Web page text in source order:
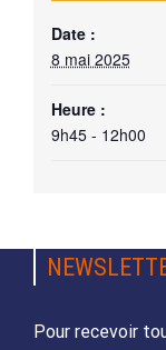
Date :
8 mai 2025
Heure :
9h45 - 12h00
Pour recevoir